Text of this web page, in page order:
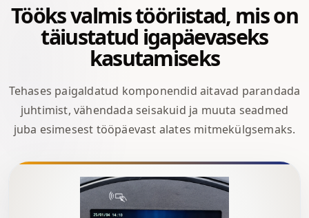
Tööks valmis tööriistad, mis on
täiustatud igapäevaseks
kasutamiseks
Tehases paigaldatud komponendid aitavad parandada
juhtimist, vähendada seisakuid ja muuta seadmed
juba esimesest tööpäevast alates mitmekülgsemaks.